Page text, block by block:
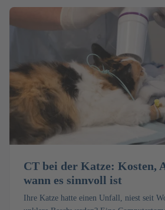
CT bei der Katze: Kosten,
wann es sinnvoll ist
Ihre Katze hatte einen Unfall, niest seit